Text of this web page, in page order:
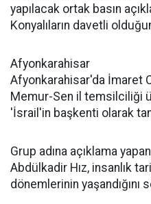
yapılacak ortak basın
Konyalıların davetli
Afyonkarahisar
Afyonkarahisar'da İmaret
Memur-Sen il temsilciliği
'İsrail'in başkenti olarak
Grup adına açıklama
Abdülkadir Hız, insanlık
dönemlerinin yaşandığını